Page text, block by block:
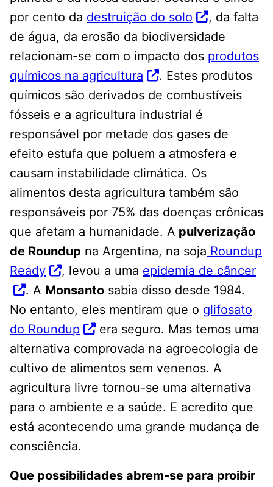
por cento da destruição do solo
, da falta
de água, da erosão da biodiversidade
relacionam-se com o impacto dos produtos
químicos na agricultura
. Estes produtos
químicos são derivados de combustíveis
fósseis e a agricultura industrial é
responsável por metade dos gases de
efeito estufa que poluem a atmosfera e
causam instabilidade climática. Os
alimentos desta agricultura também são
responsáveis por 75% das doenças crônicas
que afetam a humanidade. A pulverização
de Roundup na Argentina, na soja Roundup
Ready
, levou a uma epidemia de câncer
. A Monsanto sabia disso desde 1984.
No entanto, eles mentiram que o glifosato
do Roundup
era seguro. Mas temos uma
alternativa comprovada na agroecologia de
cultivo de alimentos sem venenos. A
agricultura livre tornou-se uma alternativa
para o ambiente e a saúde. E acredito que
está acontecendo uma grande mudança de
consciência.
Que possibilidades abrem-se para proibir